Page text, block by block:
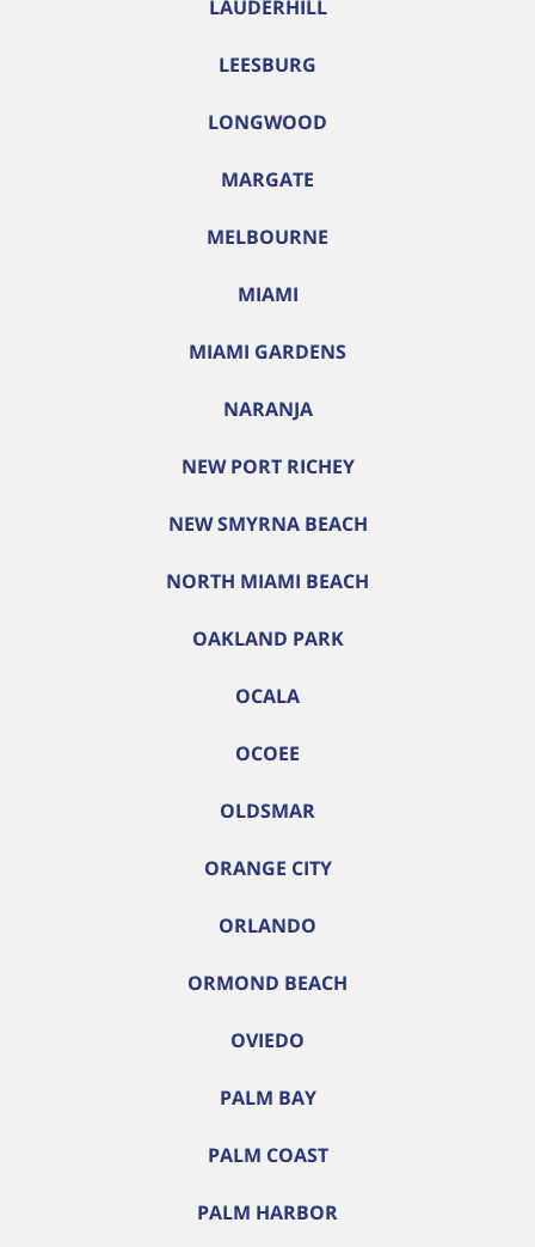
LAUDERHILL
LEESBURG
LONGWOOD
MARGATE
MELBOURNE
MIAMI
MIAMI GARDENS
NARANJA
NEW PORT RICHEY
NEW SMYRNA BEACH
NORTH MIAMI BEACH
OAKLAND PARK
OCALA
OCOEE
OLDSMAR
ORANGE CITY
ORLANDO
ORMOND BEACH
OVIEDO
PALM BAY
PALM COAST
PALM HARBOR